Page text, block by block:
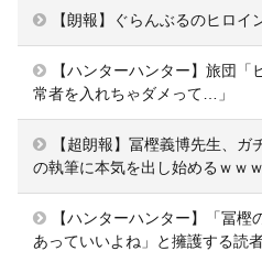
【朗報】ぐらんぶるのヒロイ
【ハンターハンター】旅団
常者を入れちゃダメって…」
【超朗報】冨樫義博先生、
の執筆に本気を出し始めるｗｗ
【ハンターハンター】「冨
あっていいよね」と擁護する読